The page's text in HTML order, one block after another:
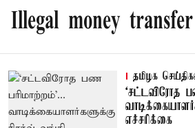
Illegal money
தமிழக
‘சட்டவிரோத
எச்சரிக்கை